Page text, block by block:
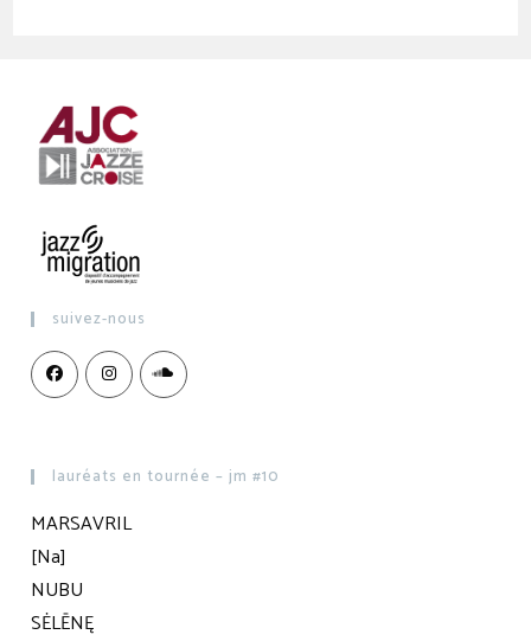
suivez-nous
lauréats en tournée – jm #10
MARSAVRIL
[Na]
NUBU
SĖLĒNĘ